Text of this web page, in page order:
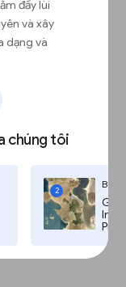
đẩy lùi
và xây
dạng và
chúng tôi
2
Bài
Pro,
đề xuất